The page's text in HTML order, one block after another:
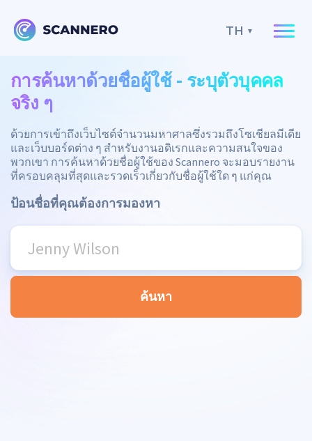
TH
การค้นหาด้วยชื่อผู้ใช้ - ระบุตัวบุคคล
จริง ๆ
ด้วยการเข้าถึงเว็บไซต์จำนวนมหาศาลซึ่งรวมถึงโซเชียลมีเดีย
และเว็บบอร์ดต่าง ๆ สำหรับงานอดิเรกและความสนใจของ
พวกเขา การค้นหาด้วยชื่อผู้ใช้ของ Scannero จะมอบรายงาน
ที่ครอบคลุมที่สุดและรวดเร็วเกี่ยวกับชื่อผู้ใช้ใด ๆ แก่คุณ
ป้อนชื่อที่คุณต้องการมองหา
ค้นหา